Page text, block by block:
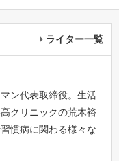
ライター一覧
ン代表取締役。生活
クリニックの荒木裕
慣病に関わる様々な